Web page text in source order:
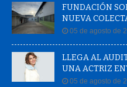
FUNDACIÓN
NUEVA
05 de agosto de
LLEGA AL
UNA ACTRIZ
05 de agosto de